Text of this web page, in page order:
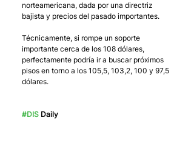
norteamericana, dada por una directriz
bajista y precios del pasado importantes.
Técnicamente, si rompe un soporte
importante cerca de los 108 dólares,
perfectamente podría ir a buscar próximos
pisos en torno a los 105,5, 103,2, 100 y 97,5
dólares.
#DIS Daily